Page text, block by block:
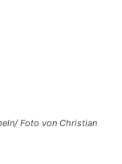
Foto von Christian